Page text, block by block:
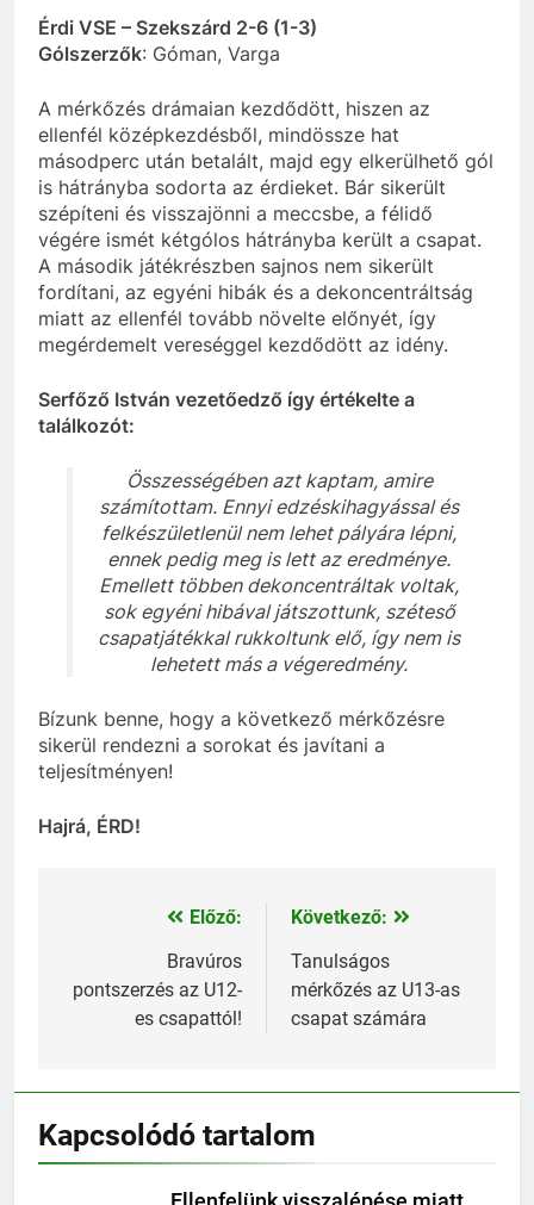
Érdi VSE – Szekszárd 2-6 (1-3)
Gólszerzők: Góman, Varga
A mérkőzés drámaian kezdődött, hiszen az
ellenfél középkezdésből, mindössze hat
másodperc után betalált, majd egy elkerülhető gól
is hátrányba sodorta az érdieket. Bár sikerült
szépíteni és visszajönni a meccsbe, a félidő
végére ismét kétgólos hátrányba került a csapat.
A második játékrészben sajnos nem sikerült
fordítani, az egyéni hibák és a dekoncentráltság
miatt az ellenfél tovább növelte előnyét, így
megérdemelt vereséggel kezdődött az idény.
Serfőző István vezetőedző így értékelte a
találkozót:
Összességében azt kaptam, amire
számítottam. Ennyi edzéskihagyással és
felkészületlenül nem lehet pályára lépni,
ennek pedig meg is lett az eredménye.
Emellett többen dekoncentráltak voltak,
sok egyéni hibával játszottunk, széteső
csapatjátékkal rukkoltunk elő, így nem is
lehetett más a végeredmény.
Bízunk benne, hogy a következő mérkőzésre
sikerül rendezni a sorokat és javítani a
teljesítményen!
Hajrá, ÉRD!
Bejegyzés
navigáció
Előző:
Bravúros
pontszerzés az U12-
es csapattól!
Következő:
Tanulságos
mérkőzés az U13-as
csapat számára
Kapcsolódó tartalom